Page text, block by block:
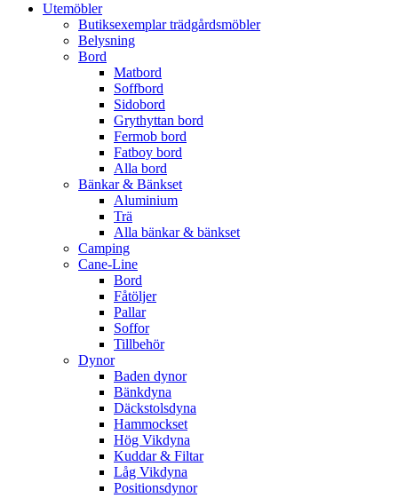
Utemöbler
Butiksexemplar trädgårdsmöbler
Belysning
Bord
Matbord
Soffbord
Sidobord
Grythyttan bord
Fermob bord
Fatboy bord
Alla bord
Bänkar & Bänkset
Aluminium
Trä
Alla bänkar & bänkset
Camping
Cane-Line
Bord
Fåtöljer
Pallar
Soffor
Tillbehör
Dynor
Baden dynor
Bänkdyna
Däckstolsdyna
Hammockset
Hög Vikdyna
Kuddar & Filtar
Låg Vikdyna
Positionsdynor